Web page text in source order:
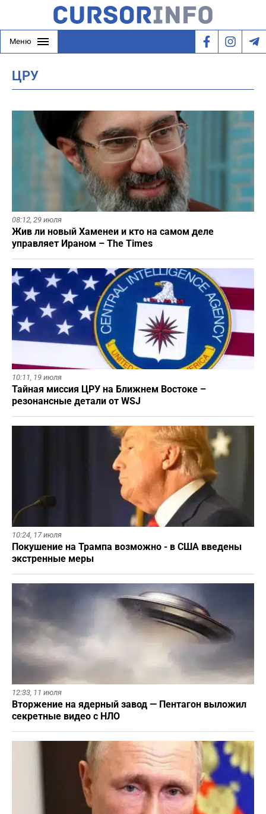
Меню
ЦРУ
08:12, 29 июля
Жив ли новый Хаменеи и кто на самом деле
управляет Ираном – The Times
10:11, 19 июля
Тайная миссия ЦРУ на Ближнем Востоке –
резонансные детали от WSJ
10:24, 17 июля
Покушение на Трампа возможно - в США введены
экстренные меры
12:33, 11 июля
Вторжение на ядерный завод — Пентагон выложил
секретные видео с НЛО